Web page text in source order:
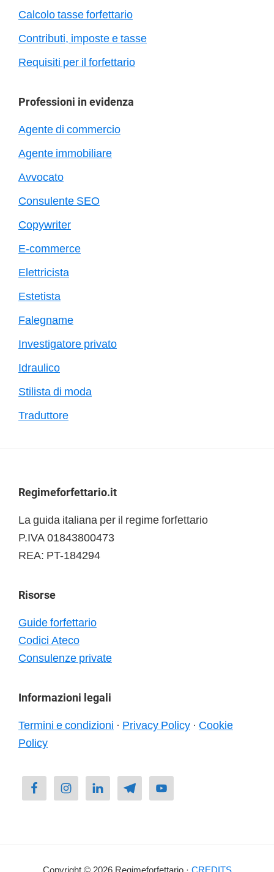
laterale
Calcolo tasse forfettario
Contributi, imposte e tasse
Requisiti per il forfettario
Professioni in evidenza
Agente di commercio
Agente immobiliare
Avvocato
Consulente SEO
Copywriter
E-commerce
Elettricista
Estetista
Falegname
Investigatore privato
Idraulico
Stilista di moda
Traduttore
Footer
Regimeforfettario.it
La guida italiana per il regime forfettario
P.IVA 01843800473
REA: PT-184294
Risorse
Guide forfettario
Codici Ateco
Consulenze private
Informazioni legali
Termini e condizioni · Privacy Policy · Cookie
Policy